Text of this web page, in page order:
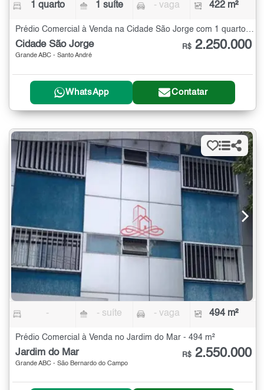
1 quarto 1 suíte - vaga 422 m²
Prédio Comercial à Venda na Cidade São Jorge com 1 quarto - 422 m²
Cidade São Jorge
Grande ABC - Santo André
R$ 2.250.000
WhatsApp Contatar
- - suíte - vaga 494 m²
Prédio Comercial à Venda no Jardim do Mar - 494 m²
Jardim do Mar
Grande ABC - São Bernardo do Campo
R$ 2.550.000